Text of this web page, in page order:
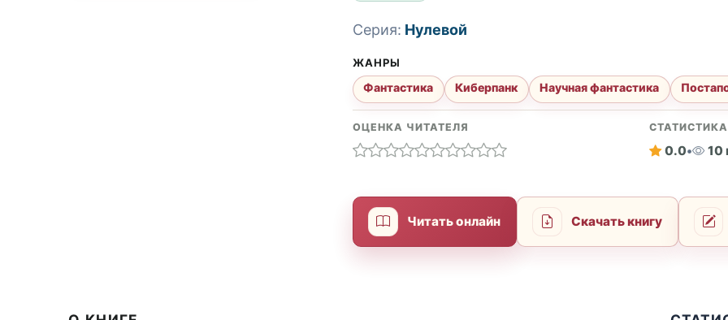
Серия: Нулевой
ЖАНРЫ
Фантастика Киберпанк Научная фантастика
ОЦЕНКА ЧИТАТЕЛЯ СТАТИСТИКА
0.0• 10
Читать онлайн Скачать книгу